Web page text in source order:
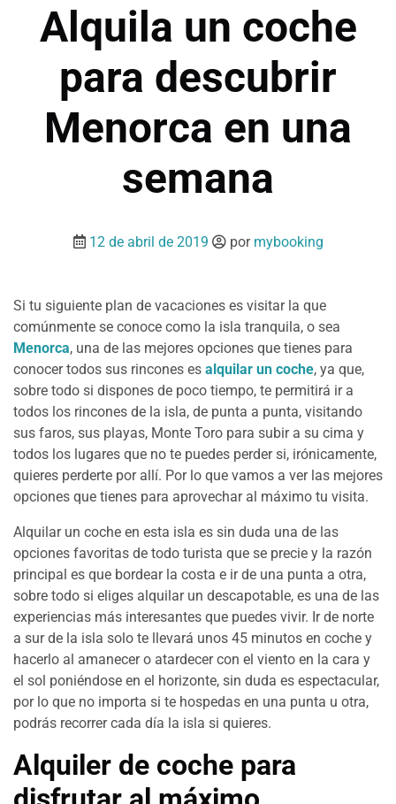
Alquila un coche
para descubrir
Menorca en una
semana
12 de abril de 2019 por mybooking
Si tu siguiente plan de vacaciones es visitar la que
comúnmente se conoce como la isla tranquila, o sea
Menorca, una de las mejores opciones que tienes para
conocer todos sus rincones es alquilar un coche, ya que,
sobre todo si dispones de poco tiempo, te permitirá ir a
todos los rincones de la isla, de punta a punta, visitando
sus faros, sus playas, Monte Toro para subir a su cima y
todos los lugares que no te puedes perder si, irónicamente,
quieres perderte por allí. Por lo que vamos a ver las mejores
opciones que tienes para aprovechar al máximo tu visita.
Alquilar un coche en esta isla es sin duda una de las
opciones favoritas de todo turista que se precie y la razón
principal es que bordear la costa e ir de una punta a otra,
sobre todo si eliges alquilar un descapotable, es una de las
experiencias más interesantes que puedes vivir. Ir de norte
a sur de la isla solo te llevará unos 45 minutos en coche y
hacerlo al amanecer o atardecer con el viento en la cara y
el sol poniéndose en el horizonte, sin duda es espectacular,
por lo que no importa si te hospedas en una punta u otra,
podrás recorrer cada día la isla si quieres.
Alquiler de coche para